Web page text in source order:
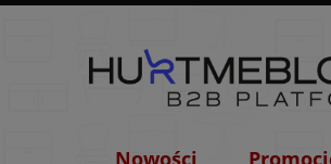
Nowości